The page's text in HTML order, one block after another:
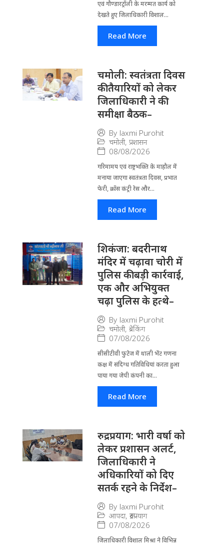
एवं गौण्डारट्रॉली के मरम्मत कार्य को
देखते हुए जिलाधिकारी विशाल...
Read More
चमोली: स्वतंत्रता दिवस
की तैयारियों को लेकर
जिलाधिकारी ने की
समीक्षा बैठक–
By laxmi Purohit
चमोली, प्रशासन
08/08/2026
गरिमामय एवं राष्ट्रभक्ति के माहौल में
मनाया जाएगा स्वतंत्रता दिवस, प्रभात
फेरी, क्रॉस कंट्री रेस और...
Read More
​शिकंजा: बदरीनाथ
मंदिर में चढ़ावा चोरी में
पुलिस की बड़ी कार्रवाई,
एक और अभियुक्त
चढ़ा पुलिस के हत्थे–
By laxmi Purohit
चमोली, ब्रेकिंग
07/08/2026
सीसीटीवी फुटेज में थाली भेंट गणना
कक्ष में संदिग्ध गतिविधियां करता हुआ
पाया गया जेपी कंपनी का...
Read More
रुद्रप्रयाग: भारी वर्षा को
लेकर प्रशासन अलर्ट,
जिलाधिकारी ने
अधिकारियों को दिए
सतर्क रहने के निर्देश–
By laxmi Purohit
आपदा, रूद्रप्रयाग
07/08/2026
जिला​धिकारी विशाल मिश्रा ने वि​भिन्न